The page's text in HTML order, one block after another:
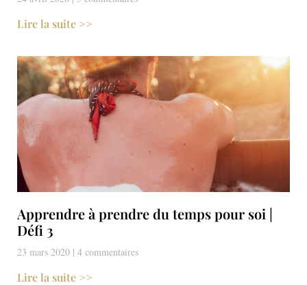
Lire la suite >>
Apprendre à prendre du temps pour soi |
Défi 3
23 mars 2020 4 commentaires
Lire la suite >>